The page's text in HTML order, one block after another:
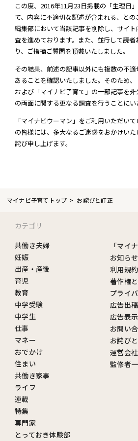
この度、2016年11月23日掲載の「生理日
て、内容に不適切な記述が含まれる、との
編集部において当該記事を削除し、サイ
査を進めております。また、並行して読
り、ご指摘ご質問を頂戴いたしました。
その結果、前述の記事以外にも複数の不
あることを確認いたしました。そのため、
および「マイナビ子育て」の一部記事を
の両面に関する更なる調査を行うことにい
「マイナビウーマン」をご利用いただい
の皆様には、多大なるご迷惑をおかけい
詫び申し上げます。
マイナビ子育てトップ お詫びと訂正
カテゴリ
共働き夫婦
妊娠
出産・産後
育児
教育
中学受験
中学生
仕事
マネー
おでかけ
住まい
共働き家事
ライフ
連載
特集
専門家
とっておき体験部
「マイ
お知らせ
利用規約
著作権
プライ
広告出
広告表
お問い
お詫び
運営会社
監修者